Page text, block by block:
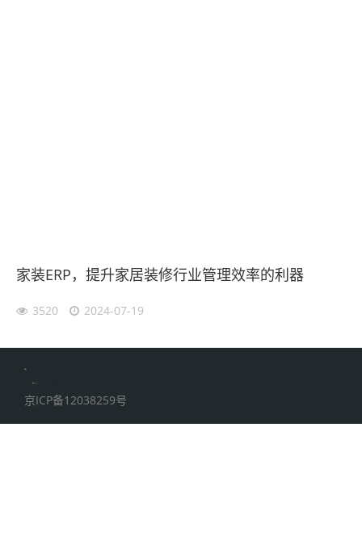
家装ERP，提升家居装修行业管理效率的利器
3520 2024-07-19
京ICP备12038259号